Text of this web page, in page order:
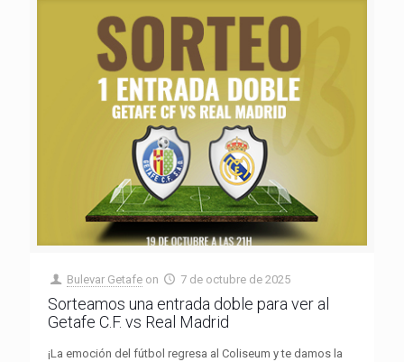
Bulevar Getafe on 7 de octubre de 2025
Sorteamos una entrada doble para ver al
Getafe C.F. vs Real Madrid
¡La emoción del fútbol regresa al Coliseum y te damos la